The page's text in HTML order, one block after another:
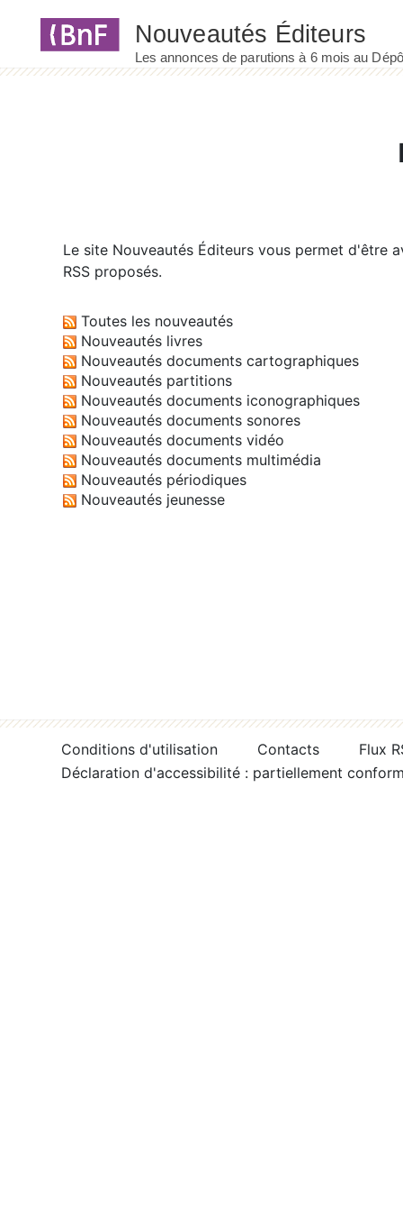
Le site Nouveautés Éditeurs vous permet d'être
RSS proposés.
Toutes les nouveautés
Nouveautés livres
Nouveautés documents cartographiques
Nouveautés partitions
Nouveautés documents iconographiques
Nouveautés documents sonores
Nouveautés documents vidéo
Nouveautés documents multimédia
Nouveautés périodiques
Nouveautés jeunesse
Conditions d'utilisation Contacts
Flux
Déclaration d'accessibilité : partiellement